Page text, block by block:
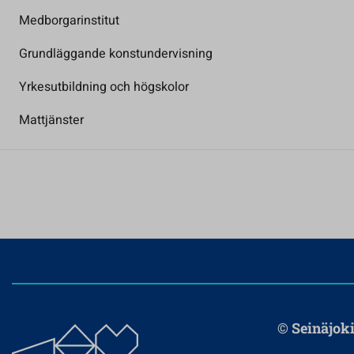
Medborgarinstitut
Grundläggande konstundervisning
Yrkesutbildning och högskolor
Mattjänster
©